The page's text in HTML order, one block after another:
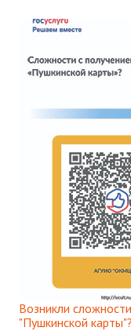
Возникли
"Пушкинской карты"?